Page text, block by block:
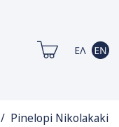
/ Pinelopi Nikolakaki